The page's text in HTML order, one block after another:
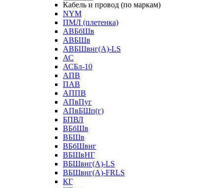
Кабель и провод (по маркам)
NYM
ПМЛ (плетенка)
АВБбШв
АВБШв
АВБШвнг(А)-LS
АС
АСБл-10
АПВ
ПАВ
АППВ
АПвПуг
АПвБШп(г)
БПВЛ
ВБбШв
ВБШв
ВБбШвнг
ВБШвНГ
ВБШвнг(А)-LS
ВБШвнг(А)-FRLS
КГ